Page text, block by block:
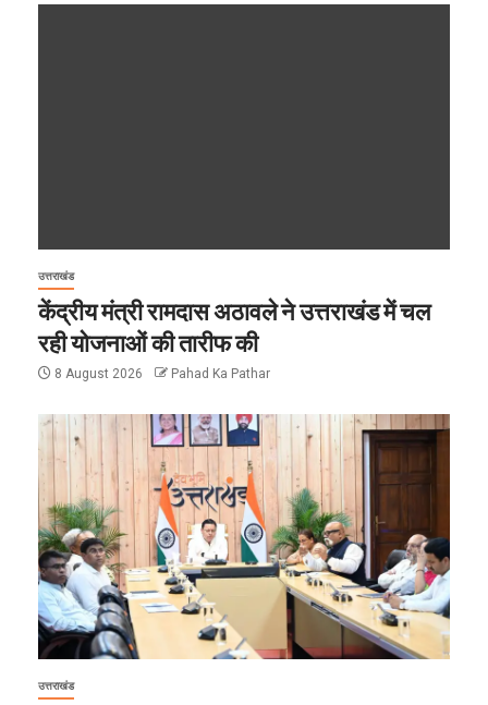
उत्तराखंड
केंद्रीय मंत्री रामदास अठावले ने उत्तराखंड में चल
रही योजनाओं की तारीफ की
8 August 2026 Pahad Ka Pathar
उत्तराखंड